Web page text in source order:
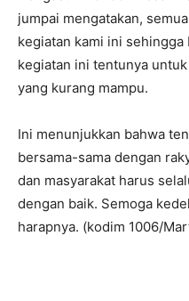
jumpai mengatakan,
kegiatan kami ini
kegiatan ini tentunya
yang kurang mampu.
Ini menunjukkan bahwa
bersama-sama dengan
dan masyarakat harus
dengan baik. Semoga
harapnya. (kodim 1006/